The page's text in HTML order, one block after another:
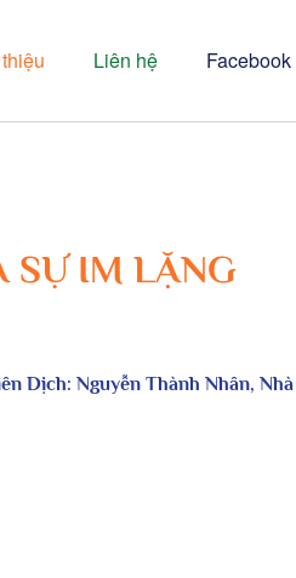
Liên hệ Facebook
SỰ IM LẶNG
Dịch: Nguyễn Thành Nhân, Nhà